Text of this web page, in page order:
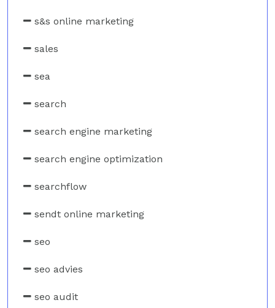
s&s online marketing
sales
sea
search
search engine marketing
search engine optimization
searchflow
sendt online marketing
seo
seo advies
seo audit